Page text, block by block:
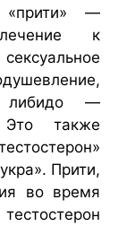
«прити» —
к
либидо —
также
Прити,
во время